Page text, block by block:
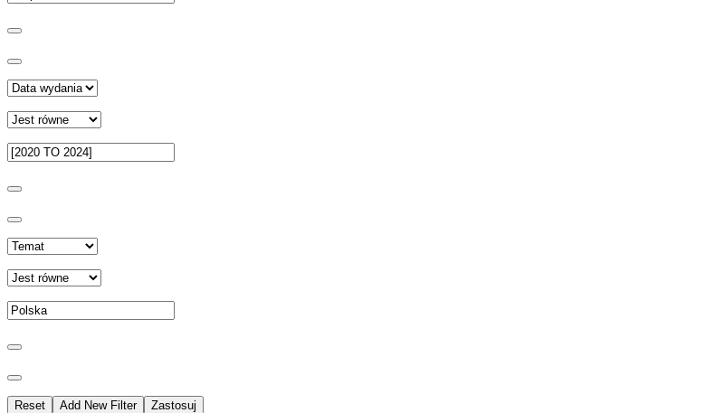
Reset Add New Filter Zastosuj